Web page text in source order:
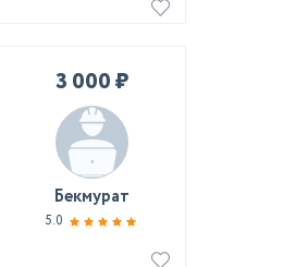
3 000 ₽
Бекмурат
5.0